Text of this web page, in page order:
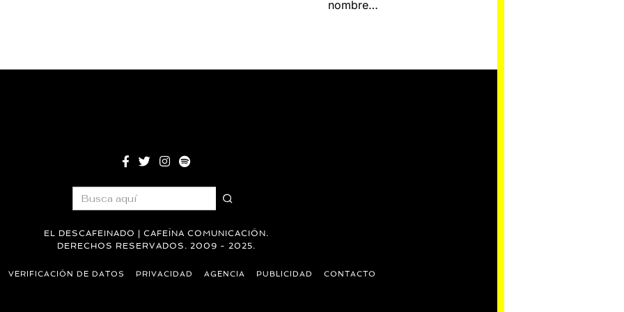
nombre…
EL DESCAFEINADO | CAFEÍNA COMUNICACIÓN.
DERECHOS RESERVADOS. 2009 - 2025.
VERIFICACIÓN DE DATOS PRIVACIDAD AGENCIA PUBLICIDAD CONTACTO